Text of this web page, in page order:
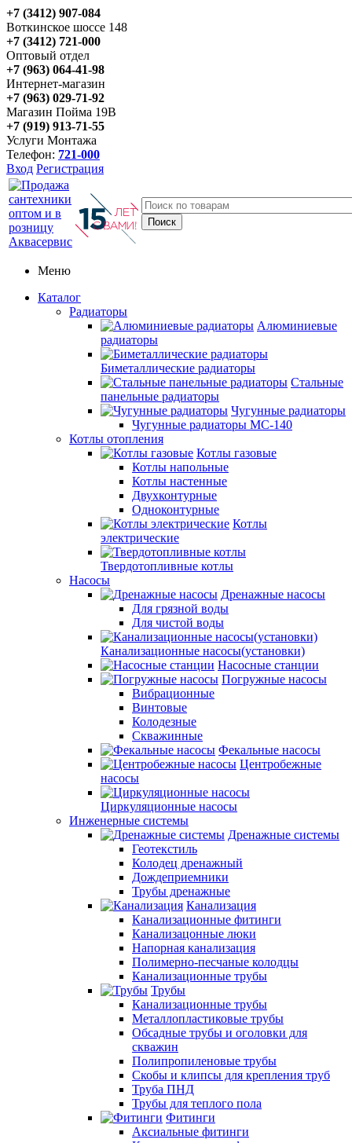
+7 (3412) 907-084
Воткинское шоссе 148
+7 (3412) 721-000
Оптовый отдел
+7 (963) 064-41-98
Интернет-магазин
+7 (963) 029-71-92
Магазин Пойма 19В
+7 (919) 913-71-55
Услуги Монтажа
Телефон: 721-000
Вход Регистрация
Меню
Каталог
Радиаторы
Алюминиевые
радиаторы
Биметаллические радиаторы
Стальные
панельные радиаторы
Чугунные радиаторы
Чугунные радиаторы МС-140
Котлы отопления
Котлы газовые
Котлы напольные
Котлы настенные
Двухконтурные
Одноконтурные
Котлы
электрические
Твердотопливные котлы
Насосы
Дренажные насосы
Для грязной воды
Для чистой воды
Канализационные насосы(установки)
Насосные станции
Погружные насосы
Вибрационные
Винтовые
Колодезные
Скважинные
Фекальные насосы
Центробежные
насосы
Циркуляционные насосы
Инженерные системы
Дренажные системы
Геотекстиль
Колодец дренажный
Дождеприемники
Трубы дренажные
Канализация
Канализационные фитинги
Канализацонные люки
Напорная канализация
Полимерно-песчаные колодцы
Канализационные трубы
Трубы
Канализационные трубы
Металлопластиковые трубы
Обсадные трубы и оголовки для
скважин
Полипропиленовые трубы
Скобы и клипсы для крепления труб
Труба ПНД
Трубы для теплого пола
Фитинги
Аксиальные фитинги